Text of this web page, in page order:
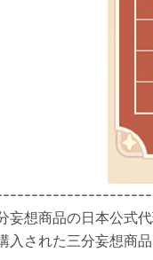
妄想商品の日本公式代
入された三分妄想商